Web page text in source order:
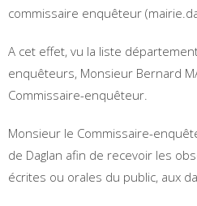
commissaire enquêteur
A cet effet, vu la liste
enquêteurs, Monsieur Bernard
Commissaire-enquêteur.
Monsieur le Commissaire-
de Daglan afin de recevoir les
écrites ou orales du public, aux